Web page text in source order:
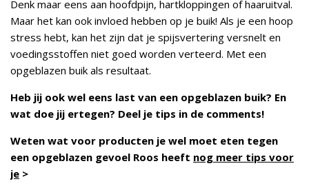
Denk maar eens aan hoofdpijn, hartkloppingen of haaruitval.
Maar het kan ook invloed hebben op je buik! Als je een hoop
stress hebt, kan het zijn dat je spijsvertering versnelt en
voedingsstoffen niet goed worden verteerd. Met een
opgeblazen buik als resultaat.
Heb jij ook wel eens last van een opgeblazen buik? En
wat doe jij ertegen? Deel je tips in de comments!
Weten wat voor producten je wel moet eten tegen
een opgeblazen gevoel Roos heeft nog meer tips voor
je >